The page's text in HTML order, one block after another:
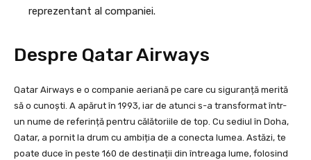
reprezentant al companiei.
Despre Qatar Airways
Qatar Airways e o companie aeriană pe care cu siguranță merită
să o cunoști. A apărut în 1993, iar de atunci s-a transformat într-
un nume de referință pentru călătoriile de top. Cu sediul în Doha,
Qatar, a pornit la drum cu ambiția de a conecta lumea. Astăzi, te
poate duce în peste 160 de destinații din întreaga lume, folosind